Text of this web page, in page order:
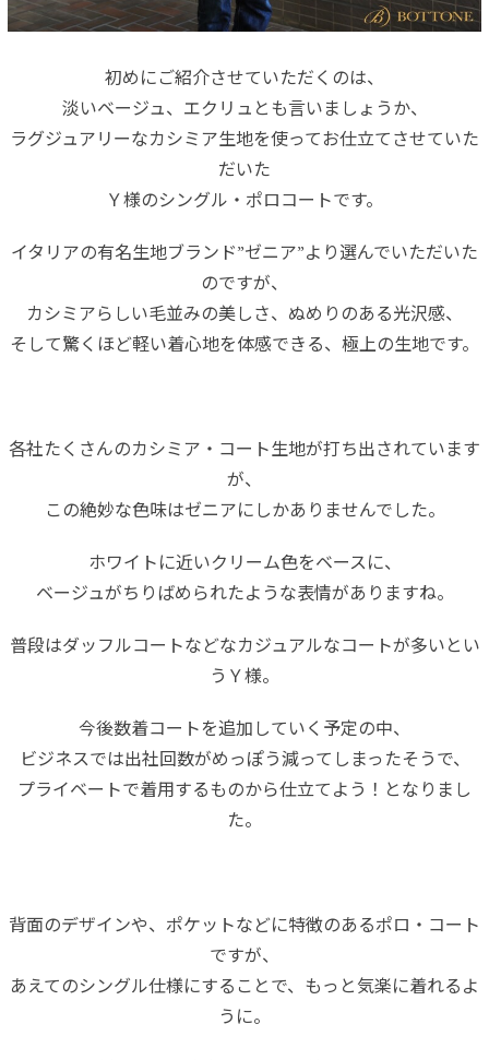
初めにご紹介させていただくのは、
淡いベージュ、エクリュとも言いましょうか、
ラグジュアリーなカシミア生地を使ってお仕立てさせていた
だいた
Ｙ様のシングル・ポロコートです。
イタリアの有名生地ブランド”ゼニア”より選んでいただいた
のですが、
カシミアらしい毛並みの美しさ、ぬめりのある光沢感、
そして驚くほど軽い着心地を体感できる、極上の生地です。
各社たくさんのカシミア・コート生地が打ち出されています
が、
この絶妙な色味はゼニアにしかありませんでした。
ホワイトに近いクリーム色をベースに、
ベージュがちりばめられたような表情がありますね。
普段はダッフルコートなどなカジュアルなコートが多いとい
うＹ様。
今後数着コートを追加していく予定の中、
ビジネスでは出社回数がめっぽう減ってしまったそうで、
プライベートで着用するものから仕立てよう！となりまし
た。
背面のデザインや、ポケットなどに特徴のあるポロ・コート
ですが、
あえてのシングル仕様にすることで、もっと気楽に着れるよ
うに。